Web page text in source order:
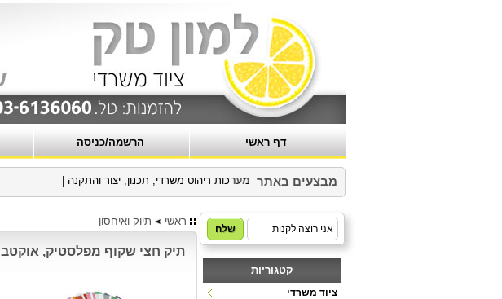
דף ראשי הרשמה/כניסה
מבצעים באתר
מקבלים הזמנות למערכות ריהוט משרדי, תכנון, יצור והתקנה|
ראשי תיוק ואיחסון
תיק חצי שקוף מפלסטיק, אוקטב
קטגוריות
ציוד משרדי